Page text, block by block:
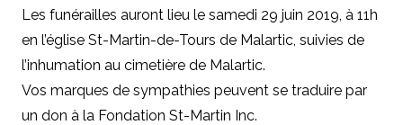
Les funérailles auront lieu le samedi 29 juin 2019, à 11h
en l’église St-Martin-de-Tours de Malartic, suivies de
l’inhumation au cimetière de Malartic.
Vos marques de sympathies peuvent se traduire par
un don à la Fondation St-Martin Inc.